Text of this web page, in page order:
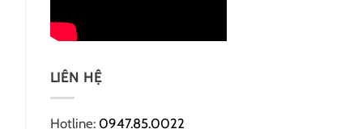
LIÊN HỆ
Hotline: 0947.85.0022